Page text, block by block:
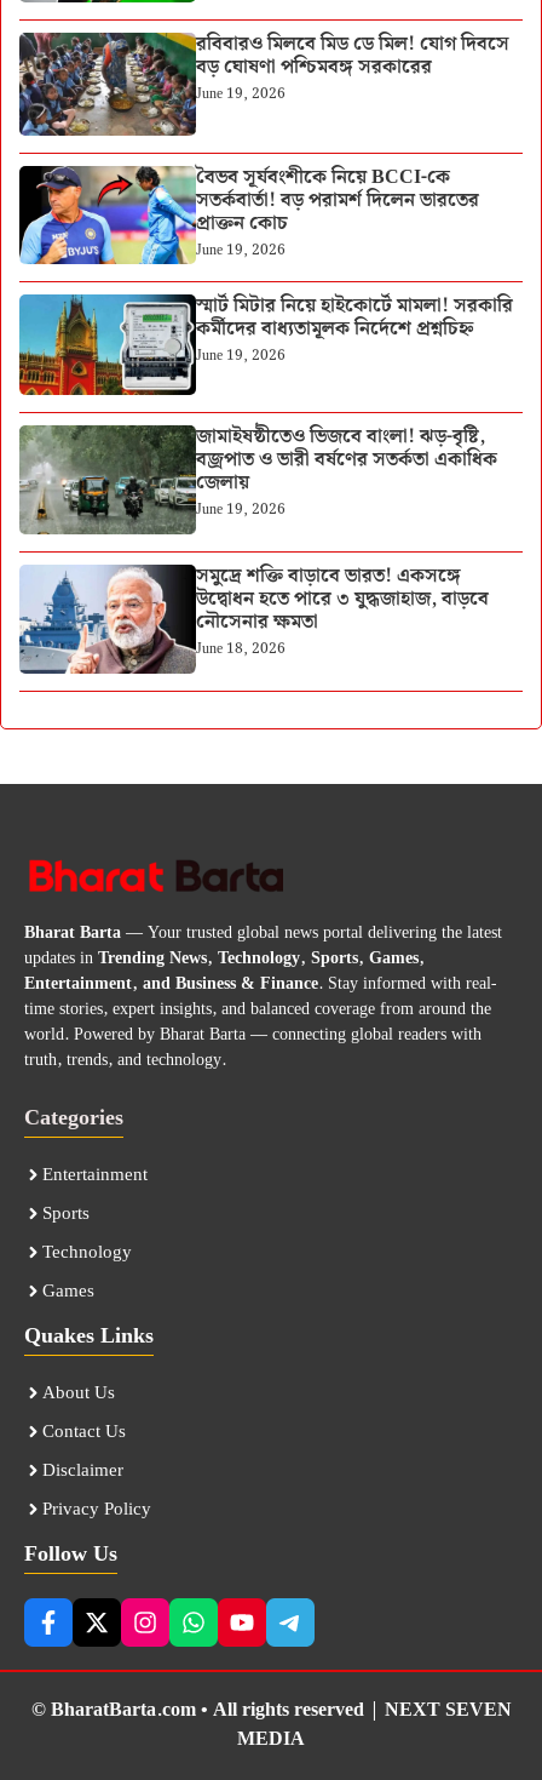
রবিবারও মিলবে মিড ডে মিল! যোগ দিবসে
বড় ঘোষণা পশ্চিমবঙ্গ সরকারের
June 19, 2026
বৈভব সূর্যবংশীকে নিয়ে BCCI-কে
সতর্কবার্তা! বড় পরামর্শ দিলেন ভারতের
প্রাক্তন কোচ
June 19, 2026
স্মার্ট মিটার নিয়ে হাইকোর্টে মামলা! সরকারি
কর্মীদের বাধ্যতামূলক নির্দেশে প্রশ্নচিহ্ন
June 19, 2026
জামাইষষ্ঠীতেও ভিজবে বাংলা! ঝড়-বৃষ্টি,
বজ্রপাত ও ভারী বর্ষণের সতর্কতা একাধিক
জেলায়
June 19, 2026
সমুদ্রে শক্তি বাড়াবে ভারত! একসঙ্গে
উদ্বোধন হতে পারে ৩ যুদ্ধজাহাজ, বাড়বে
নৌসেনার ক্ষমতা
June 18, 2026
Bharat Barta— Your trusted global news portal delivering the latest
updates inTrending News, Technology, Sports, Games,
Entertainment, and Business & Finance. Stay informed with real-
time stories, expert insights, and balanced coverage from around the
world. Powered by Bharat Barta — connecting global readers with
truth, trends, and technology.
Categories
Entertainment
Sports
Technology
Games
Quakes Links
About Us
Contact Us
Disclaimer
Privacy Policy
Follow Us
© BharatBarta.com • All rights reserved | NEXT SEVEN
MEDIA